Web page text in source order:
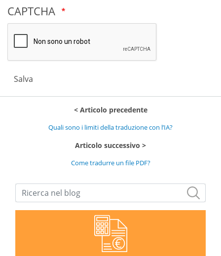
CAPTCHA
Salva
Articolo precedente
Quali sono i limiti della traduzione con l’IA?
Articolo successivo
Come tradurre un file PDF?